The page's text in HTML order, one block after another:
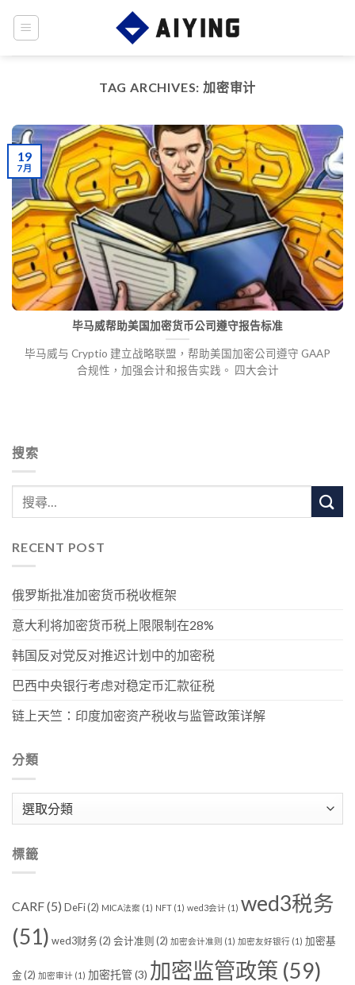
TAG ARCHIVES: 加密审计
搜索
RECENT POST
俄罗斯批准加密货币税收框架
意大利将加密货币税上限限制在28%
韩国反对党反对推迟计划中的加密税
巴西中央银行考虑对稳定币汇款征税
链上天竺：印度加密资产税收与监管政策详解
分類
標籤
CARF(5) DeFi(2) MICA法案 (1) NFT (1) wed3会计 (1) wed3税务
(51) wed3财务(2) 会计准则 (2) 加密会计准则 (1) 加密友好银行 (1) 加密基
金(2) 加密审计 (1) 加密托管(3) 加密监管政策 (59)
毕马威帮助美国加密货币公司遵守报告标准
毕马威与 Cryptio 建立战略联盟，帮助美国加密公司遵守 GAAP
合规性，加强会计和报告实践。 四大会计
19
7 月